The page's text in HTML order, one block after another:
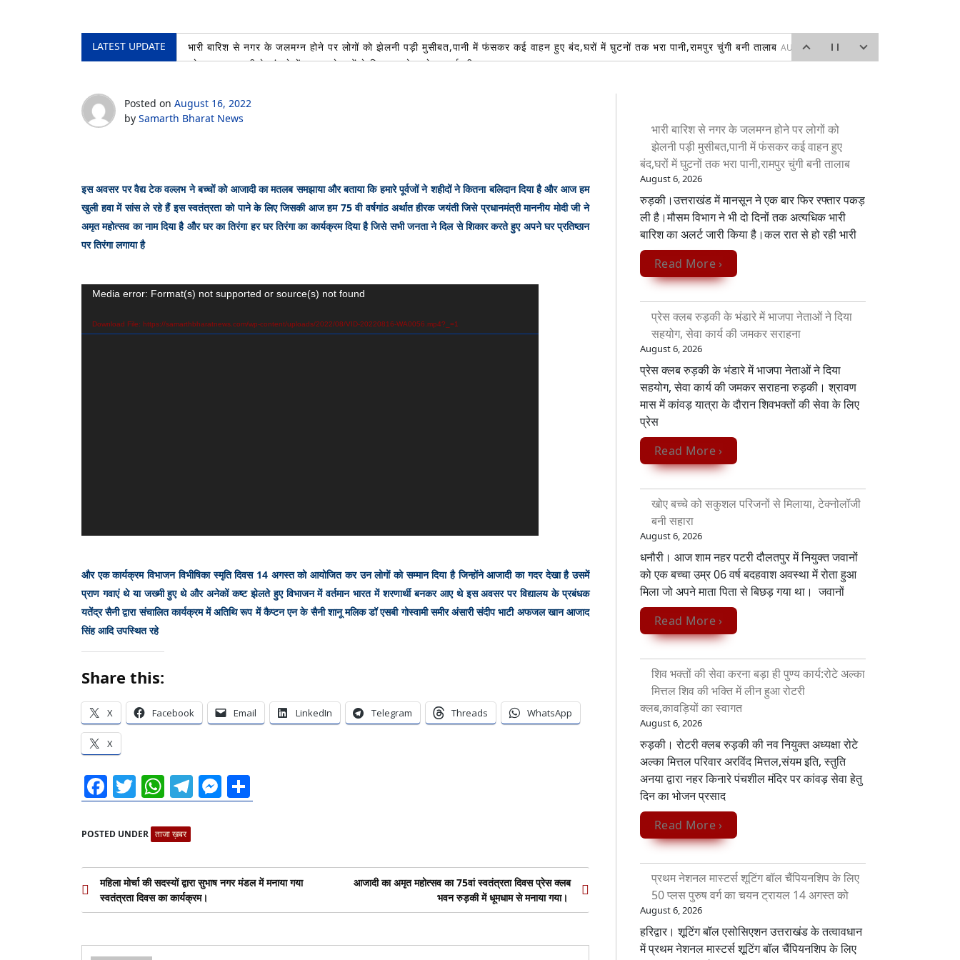
LATEST UPDATE भारी बारिश से नगर के जलमग्न होने पर लोगों को झेलनी पड़ी मुसीबत,पानी में फंसकर कई वाहन हुए बंद,घरों में घुटनों तक भरा पानी,रामपुर चुंगी बनी तालाब AUGUST 6, 2026
प्रेस क्लब रुड़की के भंडारे में भाजपा नेताओं ने दिया सहयोग, सेवा कार्य की जमकर सराहनाAUGUST 6, 2026
शिव भक्तों की सेवा करना बड़ा ही पुण्य कार्य:रोटे अल्का मित्तल शिव की भक्ति में लीन हुआ रोटरी क्लब,कावड़ियों का स्वागत
प्रथम नेशनल मास्टर्स शूटिंग बॉल चैंपियनशिप के लिए 50 प्लस पुरुष वर्ग का चयन ट्रायल 14 अगस्त को
Posted on August 16, 2022
by Samarth Bharat News
इस अवसर पर वैद्य टेक वल्लभ ने बच्चों को आजादी का मतलब समझाया और बताया कि हमारे पूर्वजों ने शहीदों ने कितना बलिदान दिया है और आज हम
खुली हवा में सांस ले रहे हैं इस स्वतंत्रता को पाने के लिए जिसकी आज हम 75 वी वर्षगांठ अर्थात हीरक जयंती जिसे प्रधानमंत्री माननीय मोदी जी ने
अमृत महोत्सव का नाम दिया है और घर का तिरंगा हर घर तिरंगा का कार्यक्रम दिया है जिसे सभी जनता ने दिल से शिकार करते हुए अपने घर प्रतिष्ठान
पर तिरंगा लगाया है
Video
Media error: Format(s) not supported or source(s) not found
Download File: https://samarthbharatnews.com/wp-content/uploads/2022/08/VID-20220816-WA0056.mp4?_=1
और एक कार्यक्रम विभाजन विभीषिका स्मृति दिवस 14 अगस्त को आयोजित कर उन लोगों को सम्मान दिया है जिन्होंने आजादी का गदर देखा है उसमें
प्राण गवाएं थे या जख्मी हुए थे और अनेकों कष्ट झेलते हुए विभाजन में वर्तमान भारत में शरणार्थी बनकर आए थेइस अवसर पर विद्यालय के प्रबंधक
यतेंद्र सैनी द्वारा संचालित कार्यक्रम में अतिथि रूप में कैप्टन एन के सैनी शानू मलिक डॉ एसबी गोस्वामी समीर अंसारी संदीप भाटी अफजल खान आजाद
सिंह आदि उपस्थित रहे
Share this:
X Facebook Email LinkedIn Telegram Threads WhatsApp
X
Facebook
Twitter
WhatsApp
Telegram
Messenger
POSTED UNDER ताजा ख़बर
Post
navigation
महिला मोर्चा की सदस्यों द्वारा सुभाष नगर मंडल में मनाया गया
स्वतंत्रता दिवस का कार्यक्रम।
आजादी का अमृत महोत्सव का 75वां स्वतंत्रता दिवस प्रेस क्लब
भवन रुड़की में धूमधाम से मनाया गया।
भारी बारिश से नगर के जलमग्न होने पर लोगों को
झेलनी पड़ी मुसीबत,पानी में फंसकर कई वाहन हुए
बंद,घरों में घुटनों तक भरा पानी,रामपुर चुंगी बनी तालाब
August 6, 2026
रुड़की।उत्तराखंड में मानसून ने एक बार फिर रफ्तार पकड़
ली है।मौसम विभाग ने भी दो दिनों तक अत्यधिक भारी
बारिश का अलर्ट जारी किया है।कल रात से हो रही भारी
Read More ›
प्रेस क्लब रुड़की के भंडारे में भाजपा नेताओं ने दिया
सहयोग, सेवा कार्य की जमकर सराहना
August 6, 2026
प्रेस क्लब रुड़की के भंडारे में भाजपा नेताओं ने दिया
सहयोग, सेवा कार्य की जमकर सराहना रुड़की। श्रावण
मास में कांवड़ यात्रा के दौरान शिवभक्तों की सेवा के लिए
प्रेस
Read More ›
खोए बच्चे को सकुशल परिजनों से मिलाया, टेक्नोलॉजी
बनी सहारा
August 6, 2026
धनौरी। आज शाम नहर पटरी दौलतपुर में नियुक्त जवानों
को एक बच्चा उम्र 06 वर्ष बदहवाश अवस्था में रोता हुआ
मिला जो अपने माता पिता से बिछड़ गया था। जवानों
Read More ›
शिव भक्तों की सेवा करना बड़ा ही पुण्य कार्य:रोटे अल्का
मित्तल शिव की भक्ति में लीन हुआ रोटरी
क्लब,कावड़ियों का स्वागत
August 6, 2026
रुड़की। रोटरी क्लब रुड़की की नव नियुक्त अध्यक्षा रोटे
अल्का मित्तल परिवार अरविंद मित्तल,संयम इति, स्तुति
अनया द्वारा नहर किनारे पंचशील मंदिर पर कांवड़ सेवा‌ हेतु
दिन का भोजन प्रसाद
Read More ›
प्रथम नेशनल मास्टर्स शूटिंग बॉल चैंपियनशिप के लिए
50 प्लस पुरुष वर्ग का चयन ट्रायल 14 अगस्त को
August 6, 2026
हरिद्वार। शूटिंग बॉल एसोसिएशन उत्तराखंड के तत्वावधान
में प्रथम नेशनल मास्टर्स शूटिंग बॉल चैंपियनशिप के लिए